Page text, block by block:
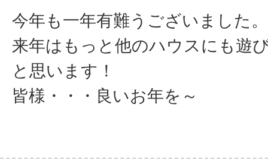
今年も一年有難うございました。
来年はもっと他のハウスにも遊
と思います！
皆様・・・良いお年を～